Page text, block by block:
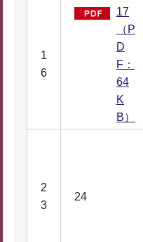
1
6
17
（P
D
F：
64
K
B）
2
3
24